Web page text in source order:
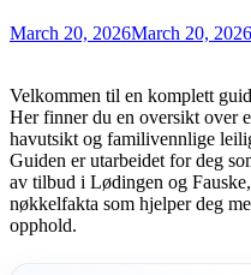
March 20, 2026March 20, 2026
Velkommen til en komplett
Her finner du en oversikt over
havutsikt og familivennlige
Guiden er utarbeidet for deg
av tilbud i Lødingen og
nøkkelfakta som hjelper deg
opphold.